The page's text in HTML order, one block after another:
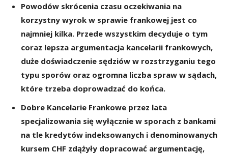
Powodów skrócenia czasu oczekiwania na
korzystny wyrok w sprawie frankowej jest co
najmniej kilka. Przede wszystkim decyduje o tym
coraz lepsza argumentacja kancelarii frankowych,
duże doświadczenie sędziów w rozstrzyganiu tego
typu sporów oraz ogromna liczba spraw w sądach,
które trzeba doprowadzać do końca.
Dobre Kancelarie Frankowe przez lata
specjalizowania się wyłącznie w sporach z bankami
na tle kredytów indeksowanych i denominowanych
kursem CHF zdążyły dopracować argumentację,